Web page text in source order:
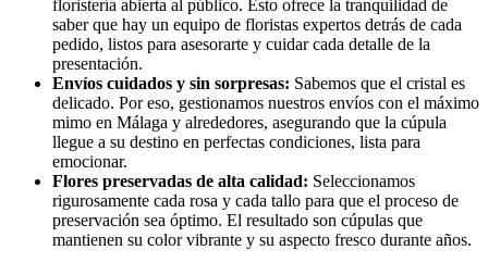
floristería abierta al público. Esto ofrece la tranquilidad de
saber que hay un equipo de floristas expertos detrás de cada
pedido, listos para asesorarte y cuidar cada detalle de la
presentación.
Envíos cuidados y sin sorpresas: Sabemos que el cristal es
delicado. Por eso, gestionamos nuestros envíos con el máximo
mimo en Málaga y alrededores, asegurando que la cúpula
llegue a su destino en perfectas condiciones, lista para
emocionar.
Flores preservadas de alta calidad: Seleccionamos
rigurosamente cada rosa y cada tallo para que el proceso de
preservación sea óptimo. El resultado son cúpulas que
mantienen su color vibrante y su aspecto fresco durante años.